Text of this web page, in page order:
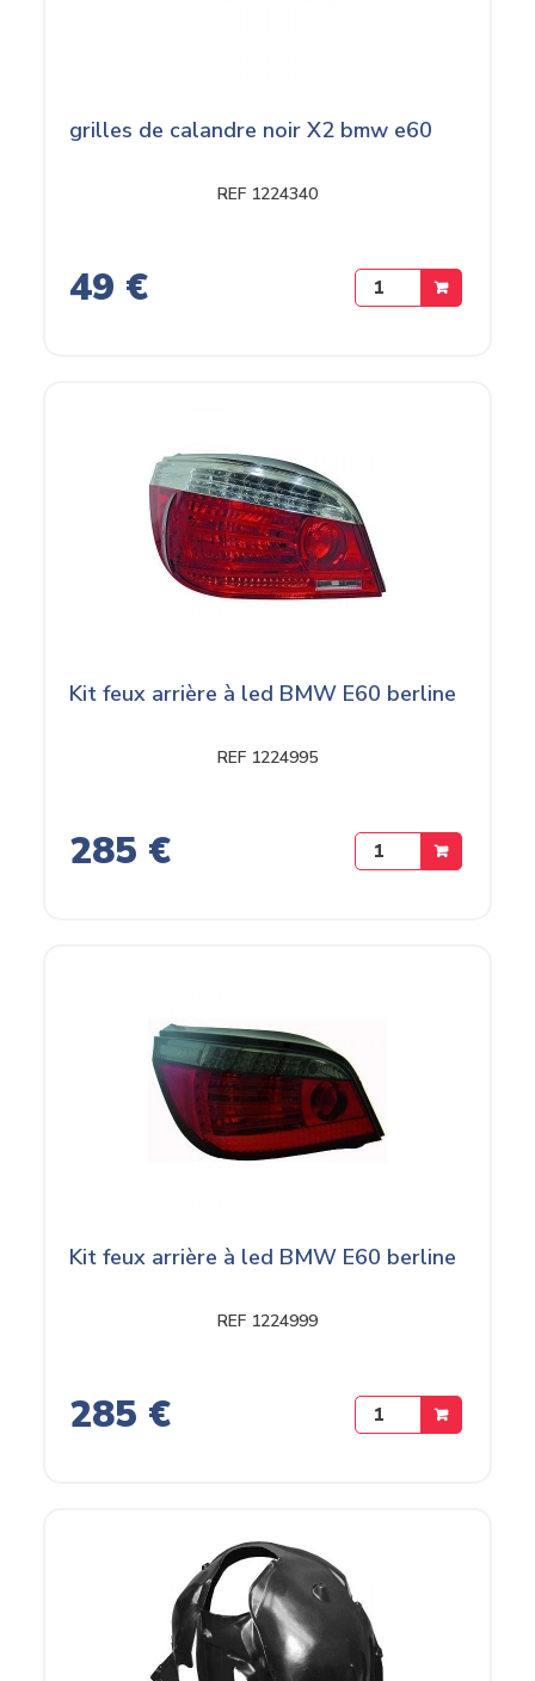
grilles de calandre noir X2 bmw e60
REF 1224340
49 €
Kit feux arrière à led BMW E60 berline
REF 1224995
285 €
Kit feux arrière à led BMW E60 berline
REF 1224999
285 €